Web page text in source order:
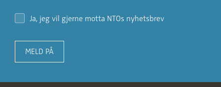
Ja, jeg vil gjerne motta NTOs nyhetsbrev
MELD PÅ